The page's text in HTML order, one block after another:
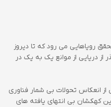
رویاهایی می رود که تا دیروز
از دریایی از موانع یک به یک در
انعکاس تحولات بی شمار فناوری
کهکشان بی انتهای یافته های